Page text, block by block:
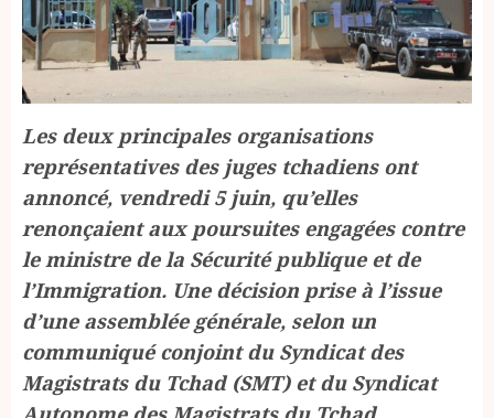
Les deux principales organisations
représentatives des juges tchadiens ont
annoncé, vendredi 5 juin, qu’elles
renonçaient aux poursuites engagées contre
le ministre de la Sécurité publique et de
l’Immigration. Une décision prise à l’issue
d’une assemblée générale, selon un
communiqué conjoint du Syndicat des
Magistrats du Tchad (SMT) et du Syndicat